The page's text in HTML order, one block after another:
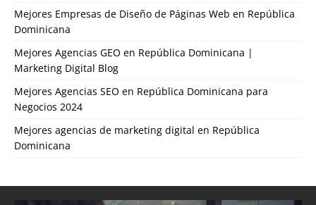
Mejores Empresas de Diseño de Páginas Web en República
Dominicana
Mejores Agencias GEO en República Dominicana |
Marketing Digital Blog
Mejores Agencias SEO en República Dominicana para
Negocios 2024
Mejores agencias de marketing digital en República
Dominicana